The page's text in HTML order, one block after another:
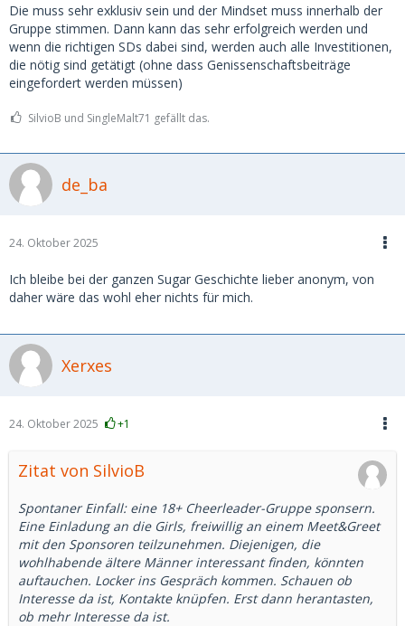
Die muss sehr exklusiv sein und der Mindset muss innerhalb der
Gruppe stimmen. Dann kann das sehr erfolgreich werden und
wenn die richtigen SDs dabei sind, werden auch alle Investitionen,
die nötig sind getätigt (ohne dass Genissenschaftsbeiträge
eingefordert werden müssen)
SilvioB und SingleMalt71 gefällt das.
de_ba
24. Oktober 2025
Ich bleibe bei der ganzen Sugar Geschichte lieber anonym, von
daher wäre das wohl eher nichts für mich.
Xerxes
24. Oktober 2025 +1
Zitat von SilvioB
Spontaner Einfall: eine 18+ Cheerleader-Gruppe sponsern.
Eine Einladung an die Girls, freiwillig an einem Meet&Greet
mit den Sponsoren teilzunehmen. Diejenigen, die
wohlhabende ältere Männer interessant finden, könnten
auftauchen. Locker ins Gespräch kommen. Schauen ob
Interesse da ist, Kontakte knüpfen. Erst dann herantasten,
ob mehr Interesse da ist.